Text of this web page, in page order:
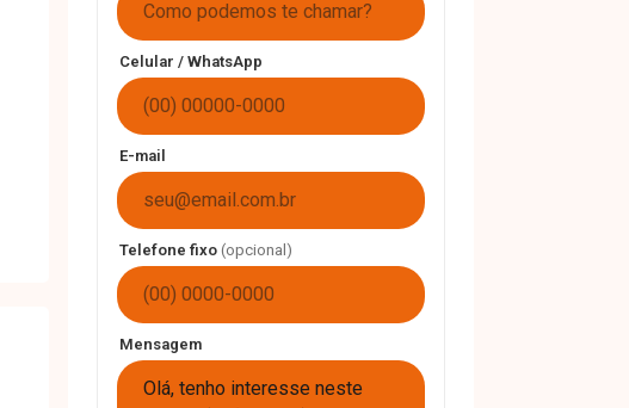
Celular / WhatsApp
E-mail
Telefone fixo (opcional)
Mensagem